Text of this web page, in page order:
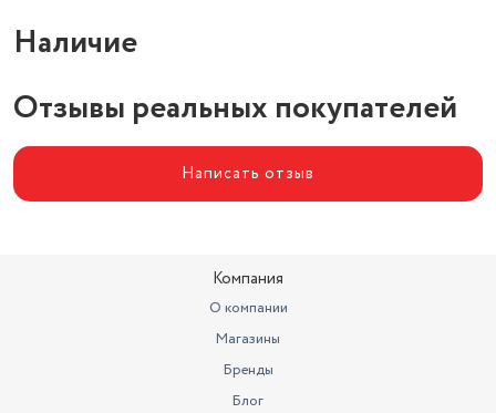
Наличие
Отзывы реальных покупателей
Написать отзыв
Компания
О компании
Магазины
Бренды
Блог